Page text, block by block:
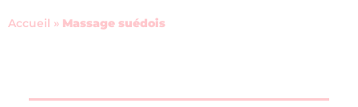
Accueil » Massage suédois